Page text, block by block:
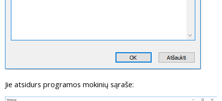
Jie atsidurs programos mokinių sąraše: